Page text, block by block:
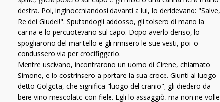
destra. Poi, inginocchiandosi davanti a lui, lo deridevano: "Salve,
Re dei Giudei!". Sputandogli addosso, gli tolsero di mano la
canna e lo percuotevano sul capo. Dopo averlo deriso, lo
spogliarono del mantello e gli rimisero le sue vesti, poi lo
condussero via per crocifiggerlo.
Mentre uscivano, incontrarono un uomo di Cirene, chiamato
Simone, e lo costrinsero a portare la sua croce. Giunti al luogo
detto Golgota, che significa "luogo del cranio", gli diedero da
bere vino mescolato con fiele. Egli lo assaggiò, ma non ne volle